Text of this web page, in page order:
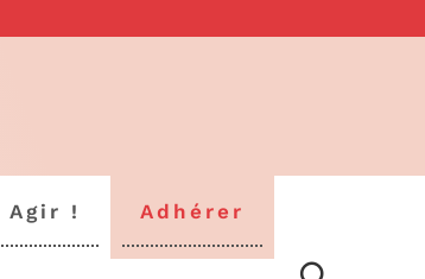
Agir ! Adhérer